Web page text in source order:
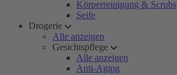
Körperreinigung & Scrubs
Seife
Drogerie
Alle anzeigen
Gesichtspflege
Alle anzeigen
Anti-Aging